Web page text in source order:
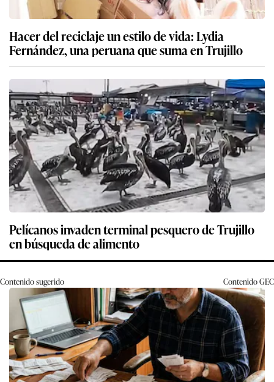
Hacer del reciclaje un estilo de vida: Lydia
Fernández, una peruana que suma en Trujillo
Pelícanos invaden terminal pesquero de Trujillo
en búsqueda de alimento
Contenido sugerido ContenidoGEC